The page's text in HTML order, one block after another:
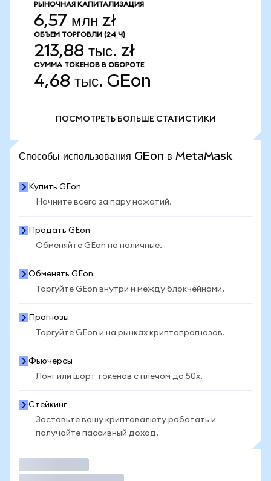
РЫНОЧНАЯ КАПИТАЛИЗАЦИЯ
6,57 млн zł
ОБЪЕМ ТОРГОВЛИ (24 Ч)
213,88 тыс. zł
СУММА ТОКЕНОВ В ОБОРОТЕ
4,68 тыс. GEon
ПОСМОТРЕТЬ БОЛЬШЕ СТАТИСТИКИ
Способы использования GEon в MetaMask
Купить GEon
Начните всего за пару нажатий.
Продать GEon
Обменяйте GEon на наличные.
Обменять GEon
Торгуйте GEon внутри и между блокчейнами.
Прогнозы
Торгуйте GEon и на рынках криптопрогнозов.
Фьючерсы
Лонг или шорт токенов с плечом до 50x.
Стейкинг
Заставьте вашу криптовалюту работать и
получайте пассивный доход.